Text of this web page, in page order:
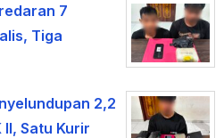
7
Tiga
2,2
II, Satu Kurir